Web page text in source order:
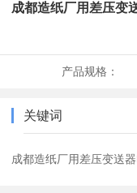
成都造纸厂用差压变
产品规格：
关键词
成都造纸厂用差压变送